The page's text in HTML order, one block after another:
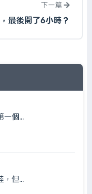
下一篇
最後開了6小時？
一個...
，但...